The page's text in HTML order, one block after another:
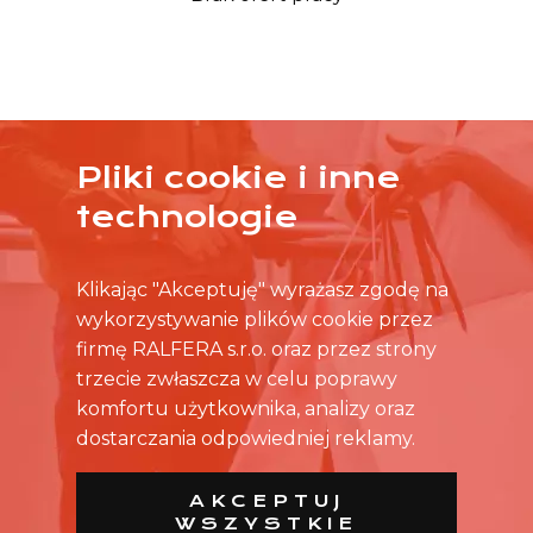
ŻADNA OFERTA CIĘ NIE ZAINTERESOWAŁA?
SKONTAKTUJ SIĘ BEZPOŚREDNIO ZE SKLEPEM.
Pliki cookie i inne
technologie
Klikając "Akceptuję" wyrażasz zgodę na
wykorzystywanie plików cookie przez
firmę RALFERA s.r.o. oraz przez strony
trzecie zwłaszcza w celu poprawy
komfortu użytkownika, analizy oraz
dostarczania odpowiedniej reklamy.
AKCEPTUJ
WSZYSTKIE